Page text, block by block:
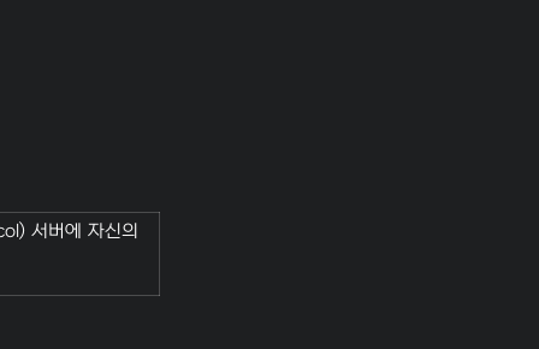
서버에 자신의